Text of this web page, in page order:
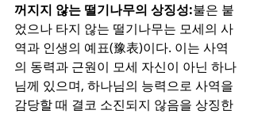
꺼지지 않는 떨기나무의 상징성:불은 붙
었으나 타지 않는 떨기나무는 모세의 사
역과 인생의 예표(豫表)이다. 이는 사역
의 동력과 근원이 모세 자신이 아닌 하나
님께 있으며, 하나님의 능력으로 사역을
감당할 때 결코 소진되지 않음을 상징한